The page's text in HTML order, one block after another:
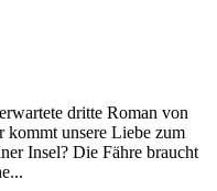
dritte Roman von
kommt unsere Liebe zum
Insel? Die Fähre braucht